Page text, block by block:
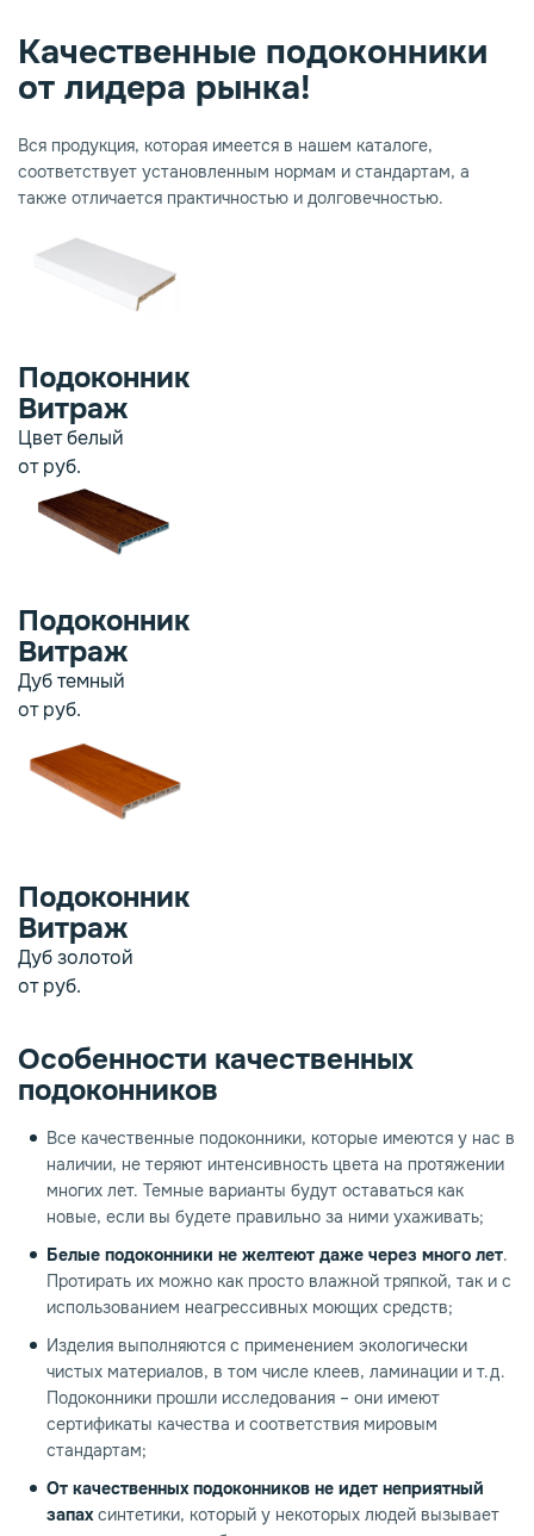
дерево
Качественные подоконники
от лидера рынка!
Вся продукция, которая имеется в нашем каталоге,
соответствует установленным нормам и стандартам, а
также отличается практичностью и долговечностью.
Подоконник
Витраж
Цвет белый
отруб.
Подоконник
Витраж
Дуб темный
отруб.
Подоконник
Витраж
Дуб золотой
отруб.
Особенности качественных
подоконников
Все качественные подоконники, которые имеются у нас в
наличии, не теряют интенсивность цвета на протяжении
многих лет. Темные варианты будут оставаться как
новые, если вы будете правильно за ними ухаживать;
Белые подоконники не желтеют даже через много лет.
Протирать их можно как просто влажной тряпкой, так и с
использованием неагрессивных моющих средств;
Изделия выполняются с применением экологически
чистых материалов, в том числе клеев, ламинации и т.д.
Подоконники прошли исследования – они имеют
сертификаты качества и соответствия мировым
стандартам;
От качественных подоконников не идет неприятный
запахсинтетики, который у некоторых людей вызывает